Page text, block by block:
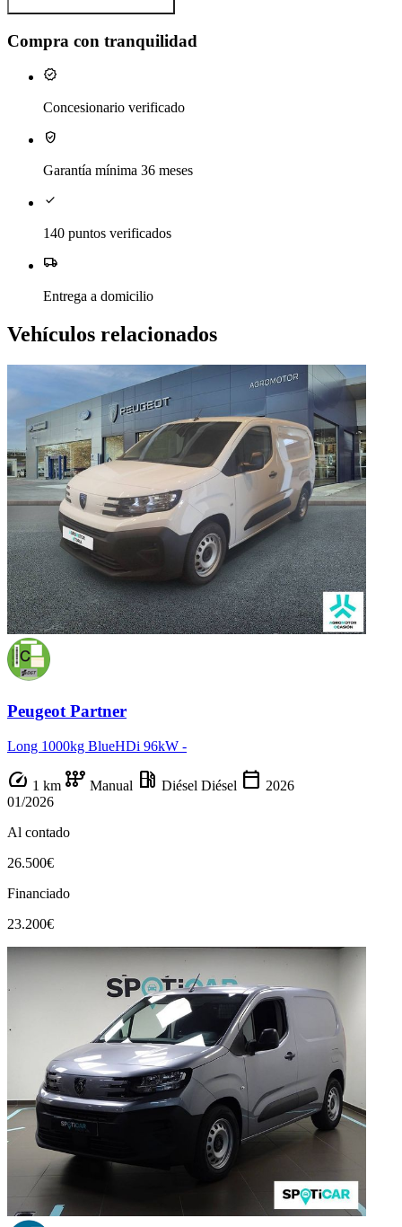
Compra con tranquilidad
verified
Concesionario verificado
verified_user
Garantía mínima 36 meses
check
140 puntos verificados
local_shipping
Entrega a domicilio
Vehículos relacionados
Peugeot Partner
Long 1000kg BlueHDi 96kW -
speed 1 km auto_transmission Manual local_gas_station Diésel Diésel calendar_today 2026
01/2026
Al contado
26.500€
Financiado
23.200€